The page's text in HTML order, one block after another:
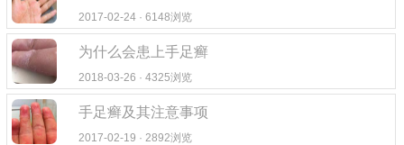
2017-02-24 · 6148浏览
为什么会患上手足癣
2018-03-26 · 4325浏览
手足癣及其注意事项
2017-02-19 · 2892浏览